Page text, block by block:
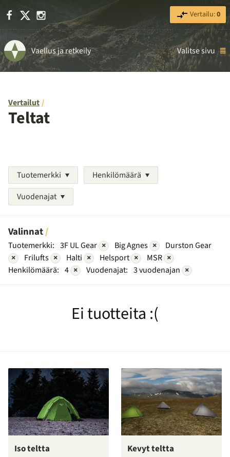
Facebook Instagram Vertailu:0
Vaellus ja retkeily Valitse sivu
Vertailut
Teltat
Tuotemerkki
Henkilömäärä
Vuodenajat
Valinnat
Tuotemerkki: 3F UL Gear × Big Agnes ×
Durston Gear
×
Frilufts × Halti × Helsport × MSR ×
Henkilömäärä: 4 × Vuodenajat: 3 vuodenajan ×
Ei tuotteita :(
Iso teltta Kevyt teltta